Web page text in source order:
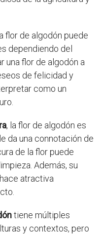
flor de algodón puede
dependiendo del
una flor de algodón a
de felicidad y
como un
, la flor de algodón es
da una connotación de
de la flor puede
Además, su
atractiva
tiene múltiples
y contextos, pero